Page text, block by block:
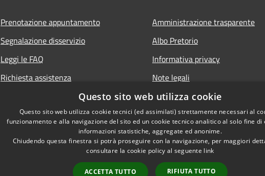
Prenotazione appuntamento
Segnalazione disservizio
Leggi le FAQ
Richiesta assistenza
Amministrazione trasparente
Albo Pretorio
Informativa privacy
Note legali
Dichiarazione di accessibilità
Questo sito web utilizza cookie
Questo sito web utilizza cookie tecnici (ed assimilati) strettamente necessari al
funzionamento e alla navigazione del sito ed un cookie tecnico analitico al solo fine di
informazioni statistiche, aggregate ed anonime.
Chiudendo questa finestra si potrà proseguire con la navigazione, per maggiori
consultare la cookie policy al seguente link
ACCETTA TUTTO RIFIUTA TUTTO